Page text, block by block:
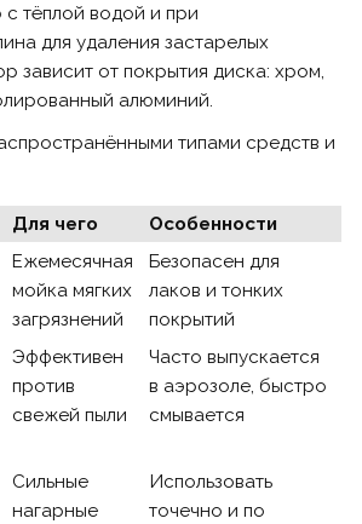
с тёплой водой и при
для удаления застарелых
зависит от покрытия диска: хром,
алюминий.
типами средств и
Для чего
Особенности
Ежемесячная
мойка мягких
загрязнений
Безопасен для
лаков и тонких
покрытий
Эффективен
против
свежей пыли
Часто выпускается
в аэрозоле, быстро
смывается
Сильные
нагарные
Использовать
точечно и по